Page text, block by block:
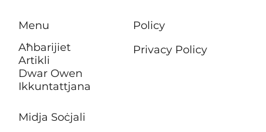
Menu
Aħbarijiet
Artikli
Dwar Owen
Ikkuntattjana
Policy
Privacy Policy
Midja Soċjali